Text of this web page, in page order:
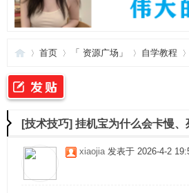
首页 「 资源广场」 自学教程
[技术技巧] 挂机宝为什么会卡慢
xiaojia 发表于 2026-4-2